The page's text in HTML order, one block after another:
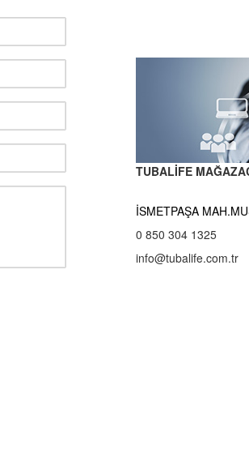
TUBALİFE
İSMETPAŞA
0 850 304 1325
info@tubalife.com.tr